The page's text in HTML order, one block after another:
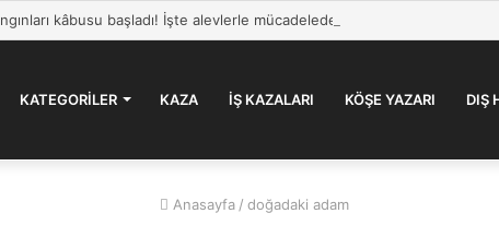
KATEGORILER KAZA İŞ KAZALARI KÖŞE YAZARI DIŞ
Anasayfa / doğadaki adam